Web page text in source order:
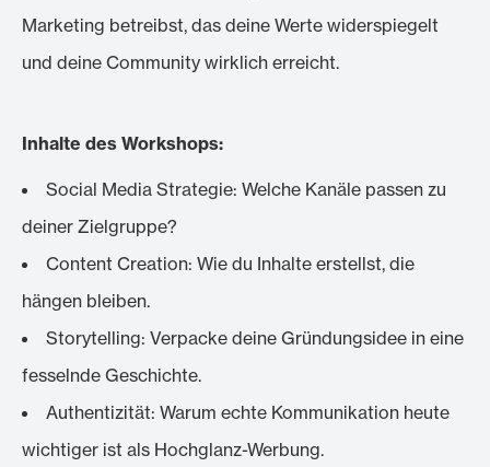
Marketing betreibst, das deine Werte widerspiegelt
und deine Community wirklich erreicht.
Inhalte des Workshops:
Social Media Strategie: Welche Kanäle passen zu
deiner Zielgruppe?
Content Creation: Wie du Inhalte erstellst, die
hängen bleiben.
Storytelling: Verpacke deine Gründungsidee in eine
fesselnde Geschichte.
Authentizität: Warum echte Kommunikation heute
wichtiger ist als Hochglanz-Werbung.